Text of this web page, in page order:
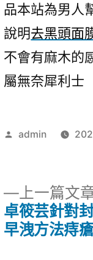
品本站為男人
說明去黑頭面
不會有麻木的
屬無奈犀利士
作
admin
上一篇文
卓筱芸針對
早洩方法痔